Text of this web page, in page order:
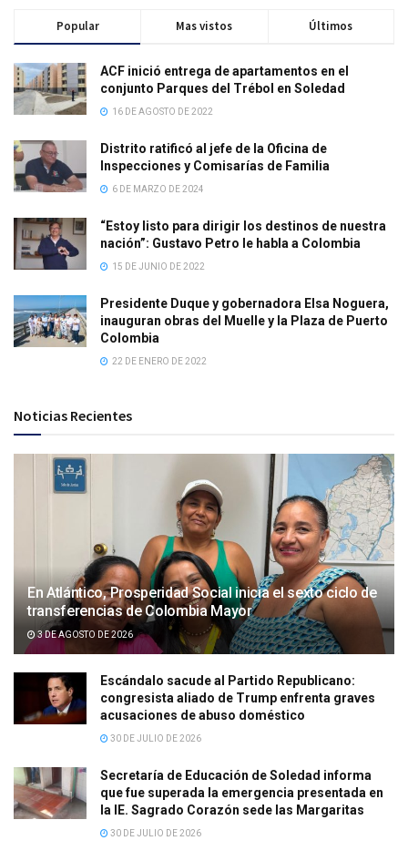
Popular Mas vistos Últimos
ACF inició entrega de apartamentos en el
conjunto Parques del Trébol en Soledad
16 DE AGOSTO DE 2022
Distrito ratificó al jefe de la Oficina de
Inspecciones y Comisarías de Familia
6 DE MARZO DE 2024
“Estoy listo para dirigir los destinos de nuestra
nación”: Gustavo Petro le habla a Colombia
15 DE JUNIO DE 2022
Presidente Duque y gobernadora Elsa Noguera,
inauguran obras del Muelle y la Plaza de Puerto
Colombia
22 DE ENERO DE 2022
Noticias Recientes
En Atlántico, Prosperidad Social inicia el sexto ciclo de
transferencias de Colombia Mayor
3 DE AGOSTO DE 2026
Escándalo sacude al Partido Republicano:
congresista aliado de Trump enfrenta graves
acusaciones de abuso doméstico
30 DE JULIO DE 2026
Secretaría de Educación de Soledad informa
que fue superada la emergencia presentada en
la IE. Sagrado Corazón sede las Margaritas
30 DE JULIO DE 2026